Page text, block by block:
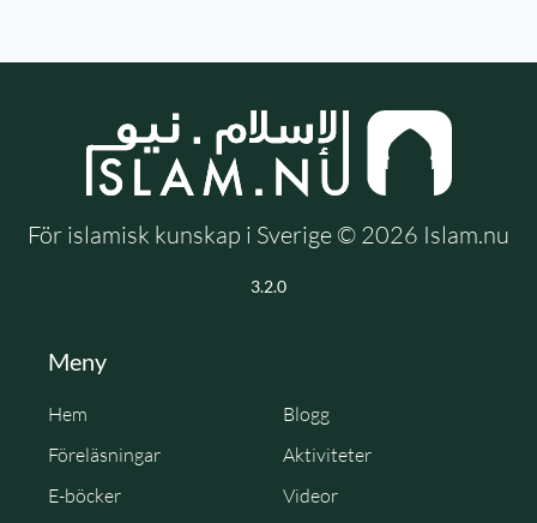
För islamisk kunskap i Sverige © 2026 Islam.nu
3.2.0
Meny
Hem
Blogg
Föreläsningar
Aktiviteter
E-böcker
Videor